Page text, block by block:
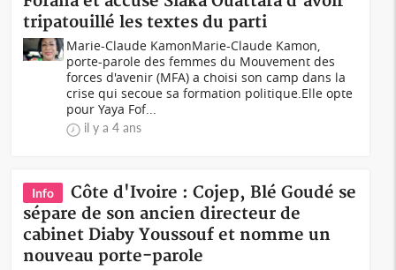
tripatouillé les textes du parti
Marie-Claude KamonMarie-Claude Kamon,
porte-parole des femmes du Mouvement des
forces d'avenir (MFA) a choisi son camp dans la
crise qui secoue sa formation politique.Elle opte
pour Yaya Fof...
il y a 4 ans
Info
Côte d'Ivoire : Cojep, Blé Goudé se
sépare de son ancien directeur de
cabinet Diaby Youssouf et nomme un
nouveau porte-parole